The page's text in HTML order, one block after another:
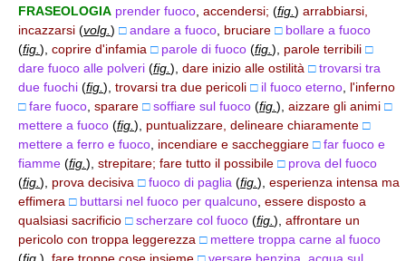
FRASEOLOGIA prender fuoco accendersi; (fig. ) arrabbiarsi,
incazzarsi (volg. ) □ andare a fuoco bruciare □ bollare a fuoco
(fig. ) coprire d'infamia □ parole di fuoco (fig. ) parole terribili □
dare fuoco alle polveri (fig. ) dare inizio alle ostilità □ trovarsi tra
due fuochi (fig. ) trovarsi tra due pericoli □ il fuoco eterno l'inferno
□ fare fuoco sparare □ soffiare sul fuoco (fig. ) aizzare gli animi □
mettere a fuoco (fig. ) puntualizzare, delineare chiaramente □
mettere a ferro e fuoco incendiare e saccheggiare □ far fuoco e
fiamme (fig. ) strepitare; fare tutto il possibile □ prova del fuoco
(fig. ) prova decisiva □ fuoco di paglia (fig. ) esperienza intensa ma
effimera □ buttarsi nel fuoco per qualcuno essere disposto a
qualsiasi sacrificio □ scherzare col fuoco (fig. ) affrontare un
pericolo con troppa leggerezza □ mettere troppa carne al fuoco